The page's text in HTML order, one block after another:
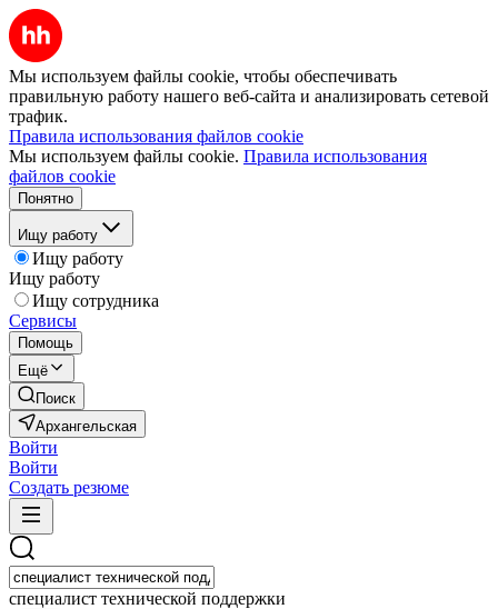
Мы используем файлы cookie, чтобы обеспечивать
правильную работу нашего веб-сайта и анализировать сетевой
трафик.
Правила использования файлов cookie
Мы используем файлы cookie. Правила использования
файлов cookie
Понятно
Ищу работу
Ищу работу
Ищу работу
Ищу сотрудника
Сервисы
Помощь
Ещё
Поиск
Архангельская
Войти
Войти
Создать резюме
специалист технической поддержки